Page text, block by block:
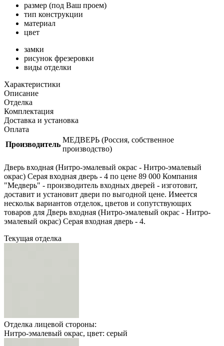
размер (под Ваш проем)
тип конструкции
материал
цвет
замки
рисунок фрезеровки
виды отделки
Характеристики
Описание
Отделка
Комплектация
Доставка и установка
Оплата
Производитель
МЕДВЕРЬ (Россия, собственное
производство)
Дверь входная (Нитро-эмалевый окрас - Нитро-эмалевый
окрас) Серая входная дверь - 4 по цене 89 000 Компания
"Медверь" - производитель входных дверей - изготовит,
доставит и установит двери по выгодной цене. Имеется
нескольк вариантов отделок, цветов и сопутствующих
товаров для Дверь входная (Нитро-эмалевый окрас - Нитро-
эмалевый окрас) Серая входная дверь - 4.
Текущая отделка
Отделка лицевой стороны:
Нитро-эмалевый окрас, цвет: серый